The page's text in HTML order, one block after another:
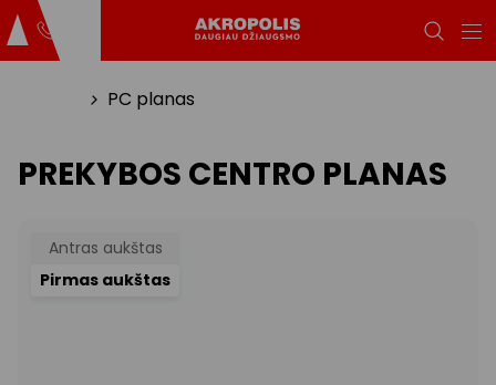
PC planas
PREKYBOS CENTRO PLANAS